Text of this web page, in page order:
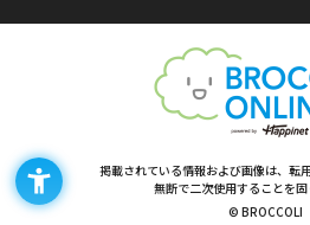
掲載されている情報および画像は、転
無断で二次使用することを固
© BROCCOLI